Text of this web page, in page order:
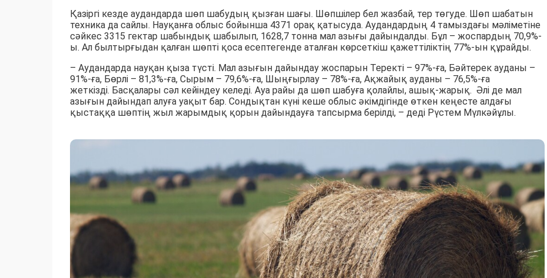
Қазіргі кезде аудандарда шөп шабудың қызған шағы. Шөпшілер бел жазбай, тер төгуде. Шөп шабатын
техника да сайлы. Науқанға облыс бойынша 4371 орақ қатысуда. Аудандардың 4 тамыздағы мәліметіне
сәйкес 3315 гектар шабындық шабылып, 1628,7 тонна мал азығы дайындалды. Бұл – жоспардың 70,9%-
ы. Ал былтырғыдан қалған шөпті қоса есептегенде аталған көрсеткіш қажеттіліктің 77%-ын құрайды.
– Аудандарда науқан қыза түсті. Мал азығын дайындау жоспарын Теректі – 97%-ға, Бәйтерек ауданы –
91%-ға, Бөрлі – 81,3%-ға, Сырым – 79,6%-ға, Шыңғырлау – 78%-ға, Ақжайық ауданы – 76,5%-ға
жеткізді. Басқалары сәл кейіндеу келеді. Ауа райы да шөп шабуға қолайлы, ашық-жарық. Әлі де мал
азығын дайындап алуға уақыт бар. Сондықтан күні кеше облыс әкімдігінде өткен кеңесте алдағы
қыстаққа шөптің жыл жарымдық қорын дайындауға тапсырма берілді, – деді Рүстем Мүлкәйұлы.